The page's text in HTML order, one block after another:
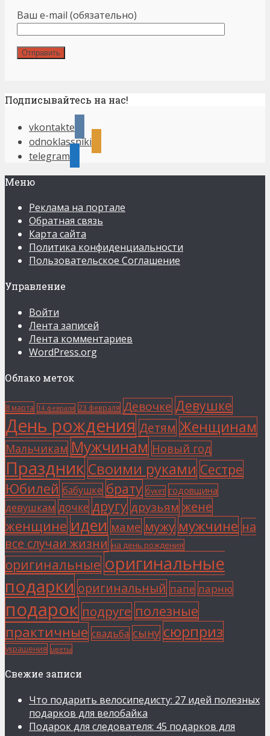
Ваш e-mail (обязательно)
Подписывайтесь на нас!
vkontakte
odnoklassniki
telegram
Меню
Реклама на портале
Обратная связь
Карта сайта
Политика конфиденциальности
Пользовательское Соглашение
Управление
Войти
Лента записей
Лента комментариев
WordPress.org
Облако меток
8 марта 14 февраля 23 февраля Девочке Девушке
День рождения Детям Женщинам
Мальчикам Мужчинам Новый год
Праздник Своими руками Сестре
Юбилей бабушке брату букет годовщина
девушкам дочке другу друзьям жене
женщине идеи маме мужу мужчине на
все случаи жизни на день рождения
оригинальные оригинальные
подарки оригинальный папе парню
подарок подруге полезные
практичные свадьба сыну сюрприз
украшения цветы
Свежие записи
Что подарить велосипедисту: 27 идей полезных
подарков для велобайка
Подарок для следователя: 45 подарков для